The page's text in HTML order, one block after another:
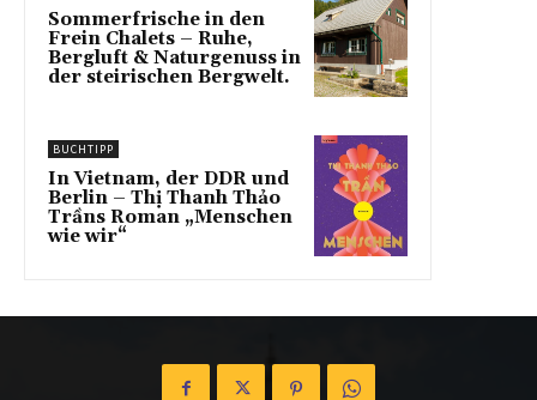
Sommerfrische in den
Frein Chalets – Ruhe,
Bergluft & Naturgenuss in
der steirischen Bergwelt.
BUCHTIPP
In Vietnam, der DDR und
Berlin – Thị Thanh Thảo
Trầns Roman „Menschen
wie wir“